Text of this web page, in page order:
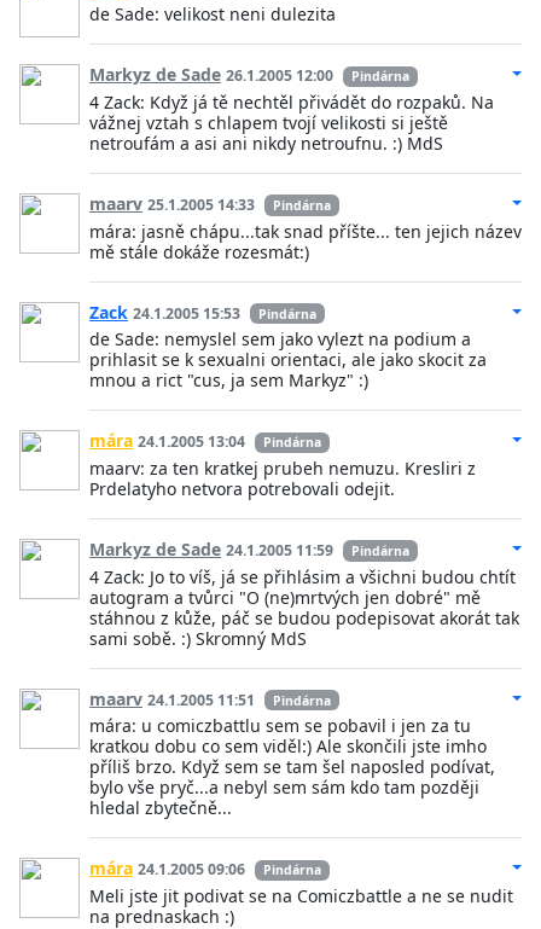
de Sade: velikost neni dulezita
Markyz de Sade 26.1.2005 12:00 Pindárna
4 Zack: Když já tě nechtěl přivádět do rozpaků. Na
vážnej vztah s chlapem tvojí velikosti si ještě
netroufám a asi ani nikdy netroufnu. :) MdS
maarv 25.1.2005 14:33 Pindárna
mára: jasně chápu...tak snad příšte... ten jejich název
mě stále dokáže rozesmát:)
Zack 24.1.2005 15:53 Pindárna
de Sade: nemyslel sem jako vylezt na podium a
prihlasit se k sexualni orientaci, ale jako skocit za
mnou a rict "cus, ja sem Markyz" :)
mára 24.1.2005 13:04 Pindárna
maarv: za ten kratkej prubeh nemuzu. Kresliri z
Prdelatyho netvora potrebovali odejit.
Markyz de Sade 24.1.2005 11:59 Pindárna
4 Zack: Jo to víš, já se přihlásim a všichni budou chtít
autogram a tvůrci "O (ne)mrtvých jen dobré" mě
stáhnou z kůže, páč se budou podepisovat akorát tak
sami sobě. :) Skromný MdS
maarv 24.1.2005 11:51 Pindárna
mára: u comiczbattlu sem se pobavil i jen za tu
kratkou dobu co sem viděl:) Ale skončili jste imho
příliš brzo. Když sem se tam šel naposled podívat,
bylo vše pryč...a nebyl sem sám kdo tam později
hledal zbytečně...
mára 24.1.2005 09:06 Pindárna
Meli jste jit podivat se na Comiczbattle a ne se nudit
na prednaskach :)